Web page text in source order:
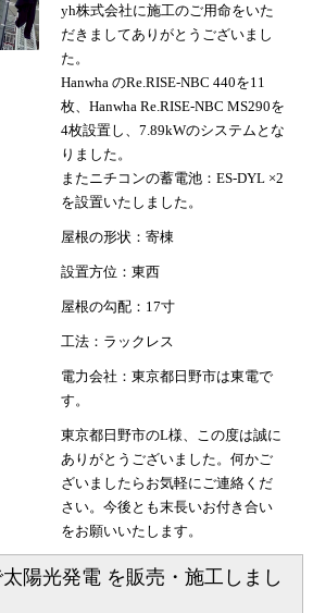
yh株式会社に施工のご用命をいた
だきましてありがとうございまし
た。
Hanwha のRe.RISE-NBC 440を11
枚、Hanwha Re.RISE-NBC MS290を
4枚設置し、7.89kWのシステムとな
りました。
またニチコンの蓄電池：ES-DYL ×2
を設置いたしました。
屋根の形状：寄棟
設置方位：東西
屋根の勾配：17寸
工法：ラックレス
電力会社：東京都日野市は東電で
す。
東京都日野市のL様、この度は誠に
ありがとうございました。何かご
ざいましたらお気軽にご連絡くだ
さい。今後とも末長いお付き合い
をお願いいたします。
陽光発電 を販売・施工しまし